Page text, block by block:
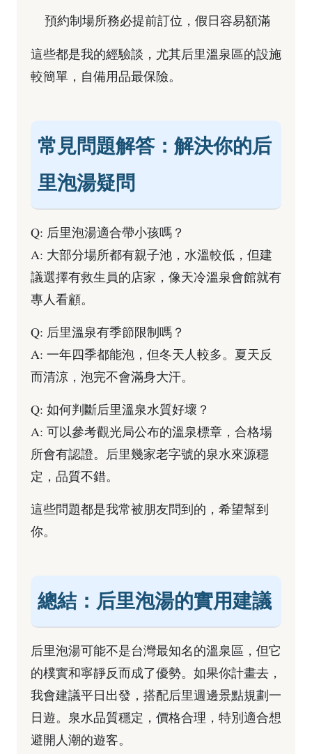
預約制場所務必提前訂位，假日容易額滿
這些都是我的經驗談，尤其后里溫泉區的設施
較簡單，自備用品最保險。
常見問題解答：解決你的后
里泡湯疑問
Q: 后里泡湯適合帶小孩嗎？
A: 大部分場所都有親子池，水溫較低，但建
議選擇有救生員的店家，像天冷溫泉會館就有
專人看顧。
Q: 后里溫泉有季節限制嗎？
A: 一年四季都能泡，但冬天人較多。夏天反
而清涼，泡完不會滿身大汗。
Q: 如何判斷后里溫泉水質好壞？
A: 可以參考觀光局公布的溫泉標章，合格場
所會有認證。后里幾家老字號的泉水來源穩
定，品質不錯。
這些問題都是我常被朋友問到的，希望幫到
你。
總結：后里泡湯的實用建議
后里泡湯可能不是台灣最知名的溫泉區，但它
的樸實和寧靜反而成了優勢。如果你計畫去，
我會建議平日出發，搭配后里週邊景點規劃一
日遊。泉水品質穩定，價格合理，特別適合想
避開人潮的遊客。